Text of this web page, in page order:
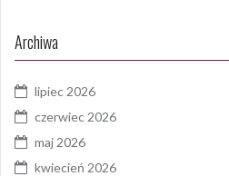
Archiwa
lipiec 2026
czerwiec 2026
maj 2026
kwiecień 2026